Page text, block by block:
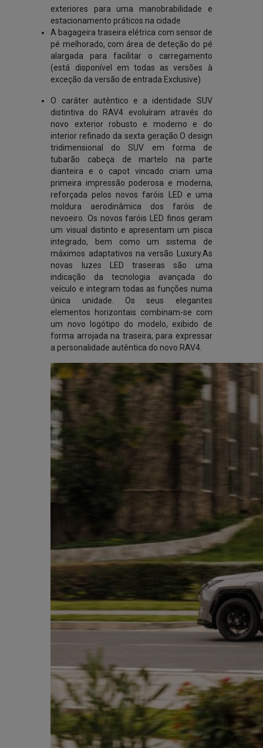
exteriores para uma manobrabilidade e
estacionamento práticos na cidade
A bagageira traseira elétrica com sensor de
pé melhorado, com área de deteção do pé
alargada para facilitar o carregamento
(está disponível em todas as versões à
exceção da versão de entrada Exclusive)
O caráter autêntico e a identidade SUV
distintiva do RAV4 evoluíram através do
novo exterior robusto e moderno e do
interior refinado da sexta geração.O design
tridimensional do SUV em forma de
tubarão cabeça de martelo na parte
dianteira e o capot vincado criam uma
primeira impressão poderosa e moderna,
reforçada pelos novos faróis LED e uma
moldura aerodinâmica dos faróis de
nevoeiro. Os novos faróis LED finos geram
um visual distinto e apresentam um pisca
integrado, bem como um sistema de
máximos adaptativos na versão Luxury.As
novas luzes LED traseiras são uma
indicação da tecnologia avançada do
veículo e integram todas as funções numa
única unidade. Os seus elegantes
elementos horizontais combinam-se com
um novo logótipo do modelo, exibido de
forma arrojada na traseira, para expressar
a personalidade autêntica do novo RAV4.